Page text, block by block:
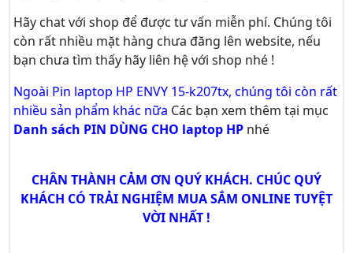
Hãy chatvới shop để được tư vấn miễn phí. Chúng tôi
còn rất nhiều mặt hàng chưa đăng lên website, nếu
bạn chưa tìm thấy hãy liên hệ với shop nhé !
Ngoài Pin laptop HP ENVY 15-k207tx, chúng tôi còn rất
nhiều sản phẩm khác nữa Các bạn xem thêm tại mục
Danh sách PIN DÙNG CHO laptop HP nhé
CHÂN THÀNH CẢM ƠN QUÝ KHÁCH. CHÚC QUÝ
KHÁCH CÓ TRẢI NGHIỆM MUA SẮM ONLINE TUYỆT
VỜI NHẤT !